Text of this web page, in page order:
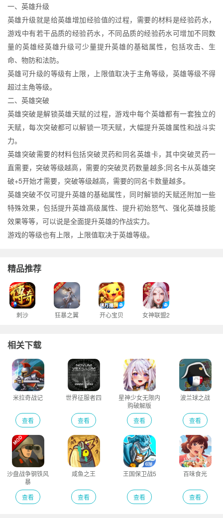
一、英雄升级
英雄升级就是给英雄增加经验值的过程，需要的材料是经验药水，
游戏中有若干品质的经验药水，不同品质的经验药水可增加不同数
量的英雄经英雄升级可少量提升英雄的基础属性，包括攻击、生
命、物防和法防。
英雄可升级的等级有上限，上限值取决于主角等级，英雄等级不得
超过主角等级。
二、英雄突破
英雄突破是解锁英雄天赋的过程，游戏中每个英雄都有一套独立的
天赋，每次突破都可以解锁一项天赋，大幅提升英雄属性和战斗实
力。
英雄突破需要的材料包括突破灵药和同名英雄卡，其中突破灵药一
直需要，突破等级越高，需要的突破灵药数量越多;同名卡从英雄突
破+5开始才需要，突破等级越高，需要的同名卡数量越多。
英雄突破不仅可提升英雄的基础属性，同时解锁的天赋还附加一些
特殊效果，包括提升英雄高级属性、提升初始怒气、强化英雄技能
效果等等，可以说是全面提升英雄的作战实力。
游戏的等级也有上限，上限值取决于英雄等级。
精品推荐
刺沙 狂暴之翼 开心宝贝 女神联盟2
相关下载
米拉奇战记
查看
世界征服者四
查看
星神少女无限内
购破解版
查看
波兰球之战
查看
沙盘战争钢铁风
暴
查看
咸鱼之王
查看
王国保卫战5
查看
百味食光
查看